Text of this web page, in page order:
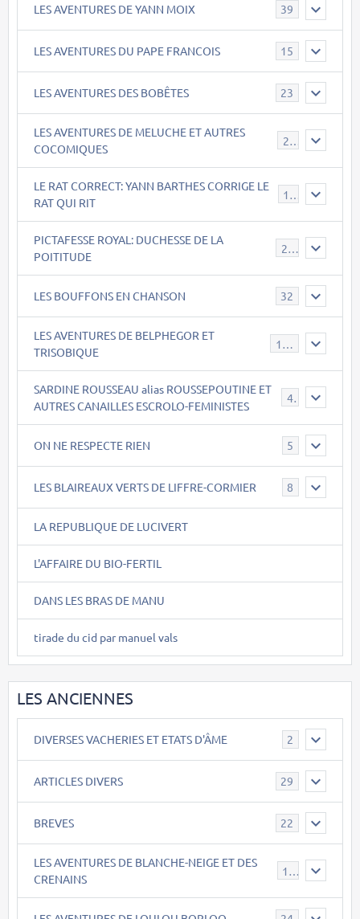
LES AVENTURES DE YANN MOIX 39
LES AVENTURES DU PAPE FRANCOIS 15
LES AVENTURES DES BOBÊTES 23
LES AVENTURES DE MELUCHE ET AUTRES
COCOMIQUES
22
LE RAT CORRECT: YANN BARTHES CORRIGE LE
RAT QUI RIT
15
PICTAFESSE ROYAL: DUCHESSE DE LA
POITITUDE
23
LES BOUFFONS EN CHANSON 32
LES AVENTURES DE BELPHEGOR ET
TRISOBIQUE
147
SARDINE ROUSSEAU alias ROUSSEPOUTINE ET
AUTRES CANAILLES ESCROLO-FEMINISTES
40
ON NE RESPECTE RIEN 5
LES BLAIREAUX VERTS DE LIFFRE-CORMIER 8
LA REPUBLIQUE DE LUCIVERT
L'AFFAIRE DU BIO-FERTIL
DANS LES BRAS DE MANU
tirade du cid par manuel vals
LES ANCIENNES
DIVERSES VACHERIES ET ETATS D'ÂME 2
ARTICLES DIVERS 29
BREVES 22
LES AVENTURES DE BLANCHE-NEIGE ET DES
CRENAINS
17